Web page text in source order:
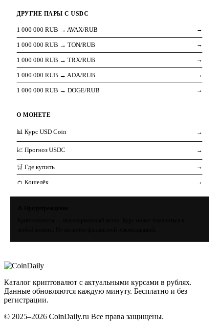
ДРУГИЕ ПАРЫ С USDC
1 000 000 RUB → AVAX/RUB →
1 000 000 RUB → TON/RUB →
1 000 000 RUB → TRX/RUB →
1 000 000 RUB → ADA/RUB →
1 000 000 RUB → DOGE/RUB →
О МОНЕТЕ
📊 Курс USD Coin →
📈 Прогноз USDC →
🛒 Где купить →
👛 Кошелёк →
Каталог криптовалют с актуальными курсами в рублях.
Данные обновляются каждую минуту. Бесплатно и без
регистрации.
© 2025–2026 CoinDaily.ru Все права защищены.